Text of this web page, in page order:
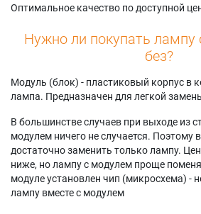
Оптимальное качество по доступной
Нужно ли покупать лампу
без?
Модуль (блок) - пластиковый корпус в
лампа. Предназначен для легкой
В большинстве случаев при выходе из
модулем ничего не случается. Поэтому
достаточно заменить только лампу.
ниже, но лампу с модулем проще
модуле установлен чип (микросхема) -
лампу вместе с модулем